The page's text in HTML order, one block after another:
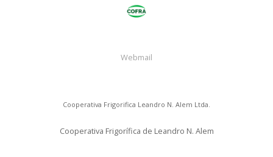
Webmail
Cooperativa Frigorifica Leandro N. Alem Ltda.
Cooperativa Frigorífica de Leandro N. Alem